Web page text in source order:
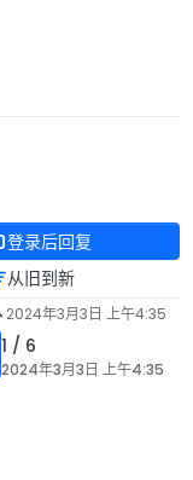
登录后回复
从旧到新
2024年3月3日 上午4:35
1 / 6
2024年3月3日 上午4:35